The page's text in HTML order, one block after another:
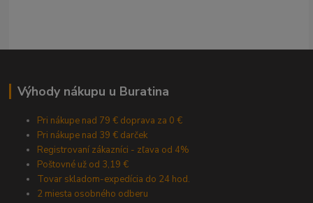
Výhody nákupu u Buratina
Pri nákupe nad 79 € doprava za 0 €
Pri nákupe nad 39 € darček
Registrovaní zákazníci - zľava od 4%
Poštovné už od 3,19 €
Tovar skladom-expedícia do 24 hod.
2 miesta osobného odberu